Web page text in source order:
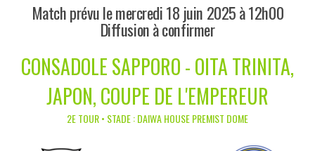
Match prévu le mercredi 18 juin 2025 à 12h00
Diffusion à confirmer
CONSADOLE SAPPORO - OITA TRINITA,
JAPON, COUPE DE L'EMPEREUR
2E TOUR • STADE : DAIWA HOUSE PREMIST DOME